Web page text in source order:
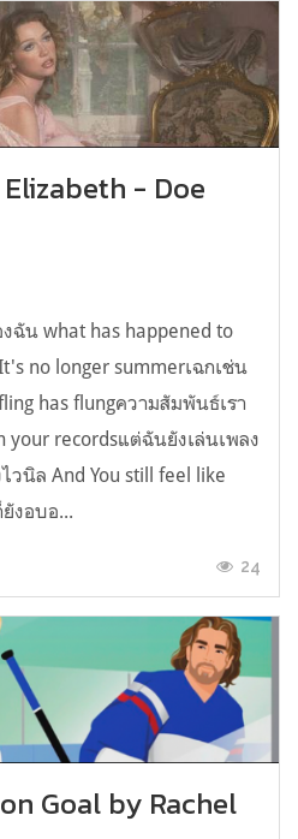
- Doe
ฉัน what has happened to
no longer summerเฉกเช่น
has flungความสัมพันธ์เรา
your recordsแต่ฉันยังเล่นเพลง
นิล And You still feel like
งอบอ...
24
Goal by Rachel